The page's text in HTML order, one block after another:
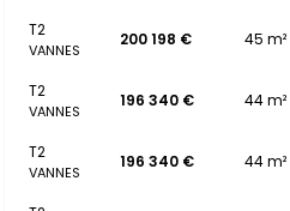
T2
VANNES
200 198 € 45 m²
T2
VANNES
196 340 € 44 m²
T2
VANNES
196 340 € 44 m²